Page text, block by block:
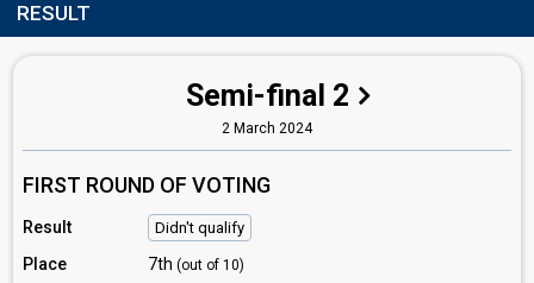
RESULT
Semi-final 2
2 March 2024
FIRST ROUND OF VOTING
Result Didn't qualify
Place 7th (out of 10)